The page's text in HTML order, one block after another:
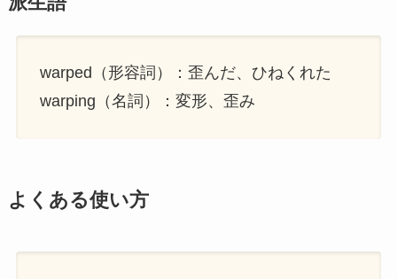
warped（形容詞）：歪んだ、ひねくれた
warping（名詞）：変形、歪み
よくある使い方